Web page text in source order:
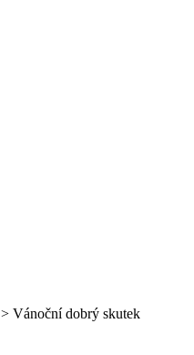
> Vánoční dobrý skutek